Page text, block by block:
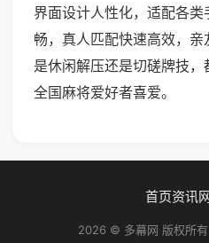
界面设计人性化，适配各
畅，真人匹配快速高效，
是休闲解压还是切磋牌技
全国麻将爱好者喜爱。
首页资讯
2026 © 多幕网 版权所